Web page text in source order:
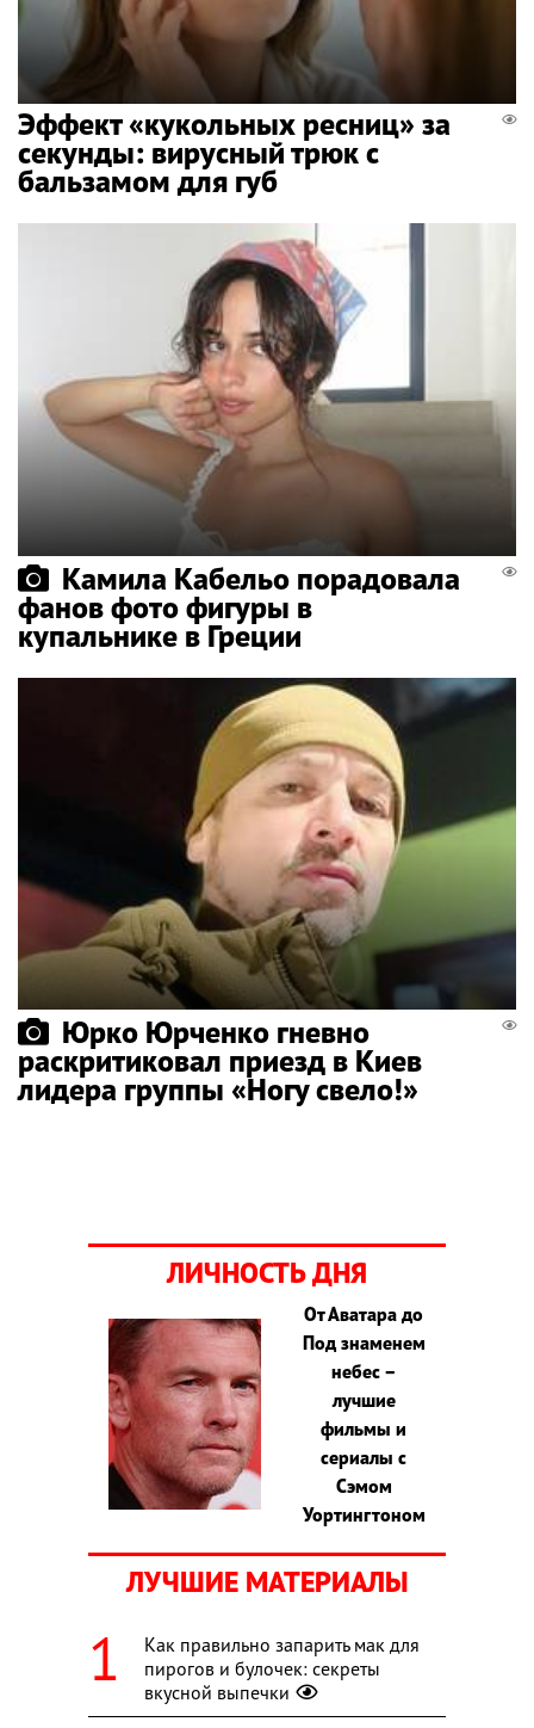
Эффект «кукольных ресниц» за
секунды: вирусный трюк с
бальзамом для губ
Камила Кабельо порадовала
фанов фото фигуры в
купальнике в Греции
Юрко Юрченко гневно
раскритиковал приезд в Киев
лидера группы «Ногу свело!»
ЛИЧНОСТЬ ДНЯ
От Аватара до
Под знаменем
небес –
лучшие
фильмы и
сериалы с
Сэмом
Уортингтоном
ЛУЧШИЕ МАТЕРИАЛЫ
Как правильно запарить мак для
пирогов и булочек: секреты
вкусной выпечки